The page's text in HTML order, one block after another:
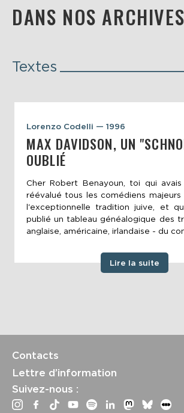
DANS NOS
Textes
Lorenzo Codelli — 1996
MAX DAVIDSON, UN
OUBLIÉ
Cher Robert Benayoun, toi qui
réévalué tous les comédiens
l'exceptionnelle tradition juive, et
publié un tableau généalogique des
anglaise, américaine, irlandaise - du
Lire la suite
Contacts
Lettre d’information
Suivez-nous :